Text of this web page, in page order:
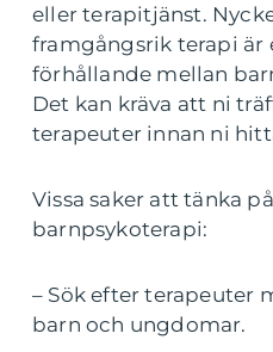
eller terapitjänst.
framgångsrik terapi
förhållande mellan
Det kan kräva att ni
terapeuter innan ni
Vissa saker att tänka
barnpsykoterapi:
– Sök efter terapeuter
barn och ungdomar.